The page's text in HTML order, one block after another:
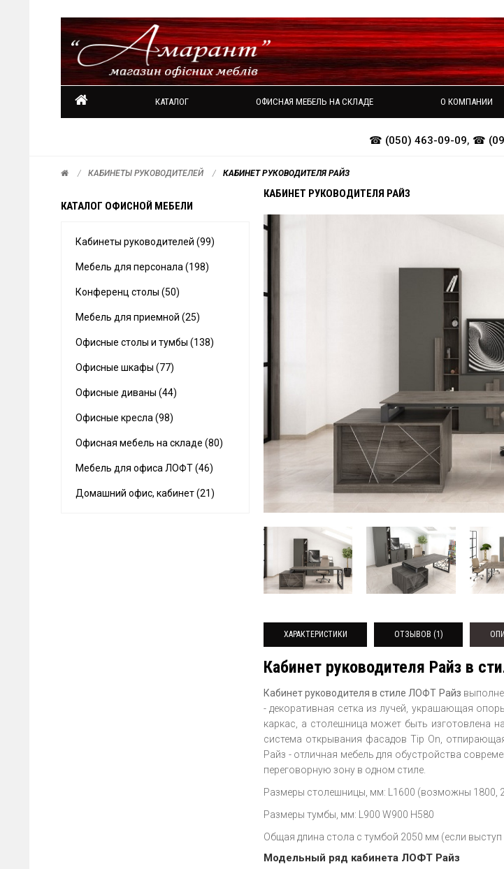
КАТАЛОГ ОФИСНАЯ МЕБЕЛЬ НА СКЛАДЕ О КОМПАНИИ
☎ (050) 463-09-09, ☎
КАБИНЕТЫ РУКОВОДИТЕЛЕЙ КАБИНЕТ РУКОВОДИТЕЛЯ РАЙЗ
КАТАЛОГ ОФИСНОЙ МЕБЕЛИ
Кабинеты руководителей (99)
Мебель для персонала (198)
Конференц столы (50)
Мебель для приемной (25)
Офисные столы и тумбы (138)
Офисные шкафы (77)
Офисные диваны (44)
Офисные кресла (98)
Офисная мебель на складе (80)
Мебель для офиса ЛОФТ (46)
Домашний офис, кабинет (21)
КАБИНЕТ РУКОВОДИТЕЛЯ РАЙЗ
ХАРАКТЕРИСТИКИ ОТЗЫВОВ (1)
Кабинет руководителя Райз в
Кабинет руководителя в стиле ЛОФТ Райз
- декоративная сетка из лучей, украшающая
каркас, а столешница может быть изготовлена
система открывания фасадов Tip On,
Райз - отличная мебель для обустройства
переговорную зону в одном стиле.
Размеры столешницы, мм: L1600 (возможны 1800,
Размеры тумбы, мм: L900 W900 H580
Общая длина стола с тумбой 2050 мм (если
Модельный ряд кабинета ЛОФТ Райз